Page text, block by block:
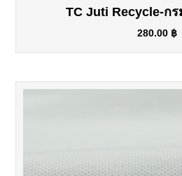
TC Juti Recycle-ก
280.00 ฿